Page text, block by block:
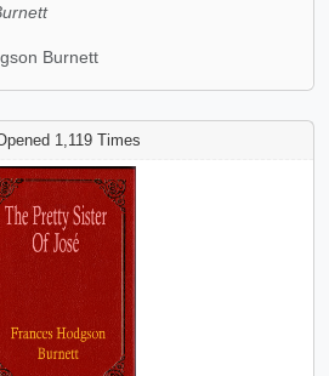
Burnett
1,119 Times